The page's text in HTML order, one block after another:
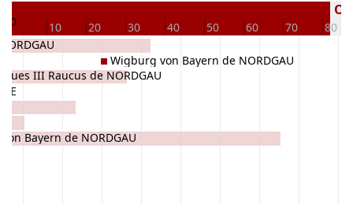
0 10 20 30 40 50 60 70 80
Bayern de NORDGAU
III Raucus de NORDGAU
Wigburg von Bayern de NORDGAU